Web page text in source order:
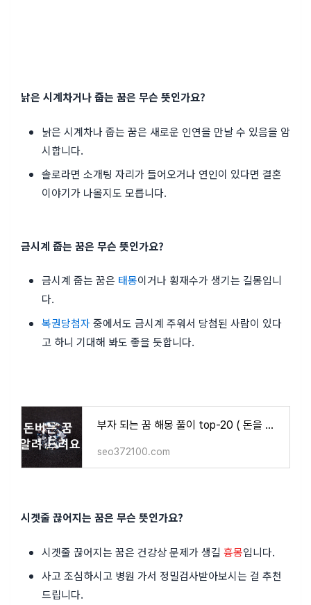
낡은 시계차거나 줍는 꿈은 무슨 뜻인가요?
낡은 시계차나 줍는 꿈은 새로운 인연을 만날 수 있음을 암
시합니다.
솔로라면 소개팅 자리가 들어오거나 연인이 있다면 결혼
이야기가 나올지도 모릅니다.
금시계 줍는 꿈은 무슨 뜻인가요?
금시계 줍는 꿈은 태몽이거나 횡재수가 생기는 길몽입니
다.
복권당첨자중에서도 금시계 주워서 당첨된 사람이 있다
고 하니 기대해 봐도 좋을 듯합니다.
부자 되는 꿈 해몽 풀이 top-20 ( 돈을 훔치는, 돈 자루를 들고 오는, 돌아가신 할머니, 돼지 저금
seo372100.com
시곗줄 끊어지는 꿈은 무슨 뜻인가요?
시곗줄 끊어지는 꿈은 건강상 문제가 생길 흉몽입니다.
사고 조심하시고 병원 가서 정밀검사받아보시는 걸 추천
드립니다.